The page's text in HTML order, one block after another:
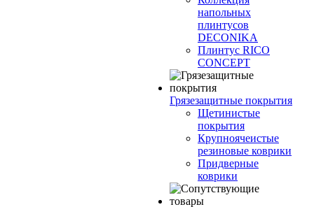
напольных
плинтусов
DECONIKA
Плинтус RICO
CONCEPT
Грязезащитные покрытия
Щетинистые
покрытия
Крупноячеистые
резиновые коврики
Придверные
коврики